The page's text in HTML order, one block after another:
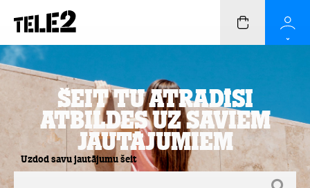
Šeit Tu atradīsi
atbildes uz saviem
jautājumiem
Uzdod savu jautājumu šeit